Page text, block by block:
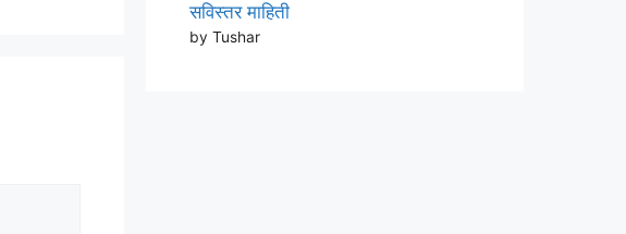
सविस्तर माहिती
by Tushar